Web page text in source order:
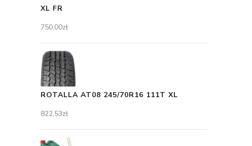
XL FR
750,00zł
ROTALLA AT08 245/70R16 111T XL
822,53zł